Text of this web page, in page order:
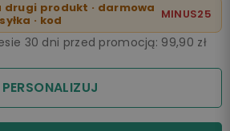
drugi produkt · darmowa
· kod
MINUS25
30 dni przed promocją: 99,90 zł
PERSONALIZUJ